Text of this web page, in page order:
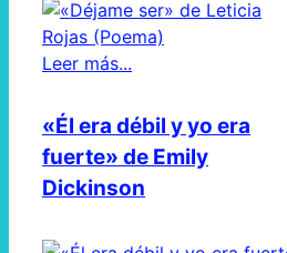
Leer más...
«Él era débil y yo era
fuerte» de Emily
Dickinson